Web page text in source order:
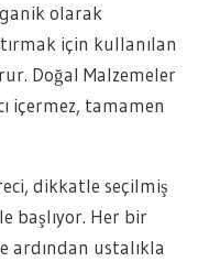
olarak
için kullanılan
Doğal Malzemeler
içermez, tamamen
dikkatle seçilmiş
başlıyor. Her bir
ardından ustalıkla